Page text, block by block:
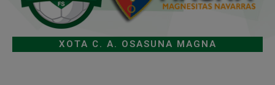
XOTA C. A. OSASUNA MAGNA